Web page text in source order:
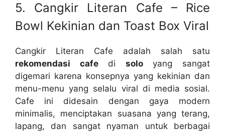
5. Cangkir Literan Cafe – Rice
Bowl Kekinian dan Toast Box Viral
Cangkir Literan Cafe adalah salah satu
rekomendasi cafedi soloyang sangat
digemari karena konsepnya yang kekinian dan
menu-menu yang selalu viral di media sosial.
Cafe ini didesain dengan gaya modern
minimalis, menciptakan suasana yang terang,
lapang, dan sangat nyaman untuk berbagai